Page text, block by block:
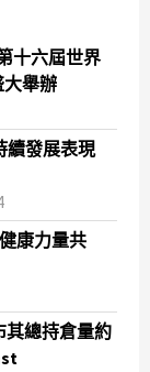
十六屆世界
大舉辦
續發展表現
康力量共
其總持倉量約